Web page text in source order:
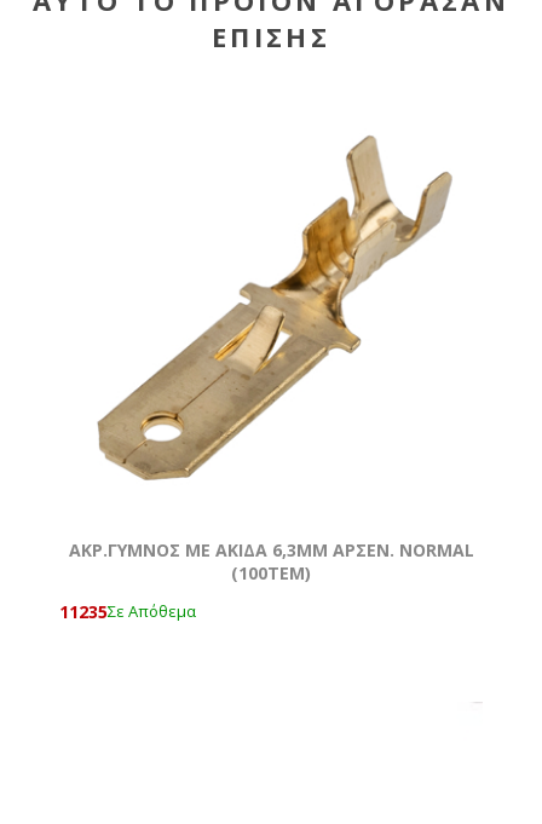
ΕΠΊΣΗΣ
ΑΚΡ.ΓΥΜΝOΣ ΜΕ ΑΚΙΔΑ 6,3ΜΜ ΑΡΣΕΝ. NORMAL
(100ΤΕΜ)
11235Σε Απόθεμα